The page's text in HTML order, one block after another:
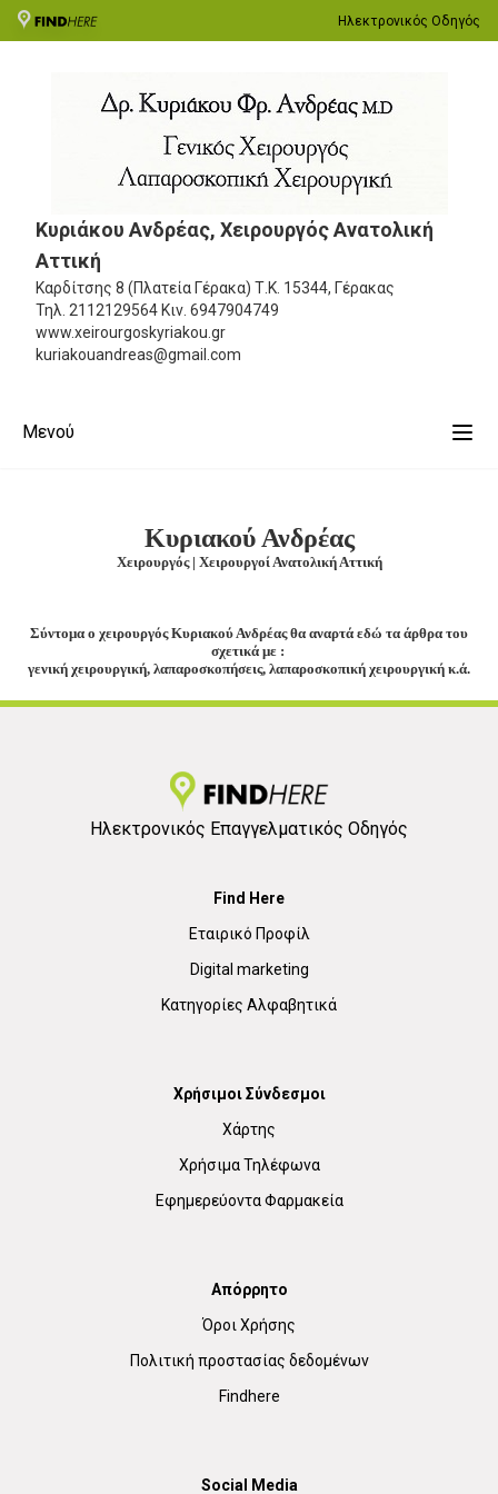
Ηλεκτρονικός Οδηγός
Κυριάκου Ανδρέας, Χειρουργός Ανατολική
Αττική
Καρδίτσης 8 (Πλατεία Γέρακα) Τ.Κ. 15344, Γέρακας
Τηλ. 2112129564 Κιν. 6947904749
www.xeirourgoskyriakou.gr
kuriakouandreas@gmail.com
Μενού
Κυριακού Ανδρέας
Χειρουργός | Χειρουργοί Ανατολική Αττική
Σύντομα ο χειρουργός Κυριακού Ανδρέας θα αναρτά εδώ τα άρθρα του
σχετικά με :
γενική χειρουργική, λαπαροσκοπήσεις, λαπαροσκοπική χειρουργική κ.ά.
Ηλεκτρονικός Επαγγελματικός Οδηγός
Find Here
Εταιρικό Προφίλ
Digital marketing
Κατηγορίες Αλφαβητικά
Χρήσιμοι Σύνδεσμοι
Χάρτης
Χρήσιμα Τηλέφωνα
Εφημερεύοντα Φαρμακεία
Απόρρητο
Όροι Χρήσης
Πολιτική προστασίας δεδομένων
Findhere
Social Media